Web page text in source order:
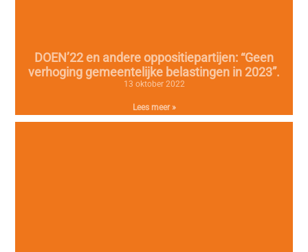
DOEN’22 en andere oppositiepartijen: “Geen
verhoging gemeentelijke belastingen in 2023”.
13 oktober 2022
Lees meer »